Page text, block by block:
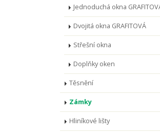
Jednoduchá okna
Dvojitá okna GRAFITOVÁ
Střešní okna
Doplňky oken
Těsnění
Zámky
Hliníkové lišty